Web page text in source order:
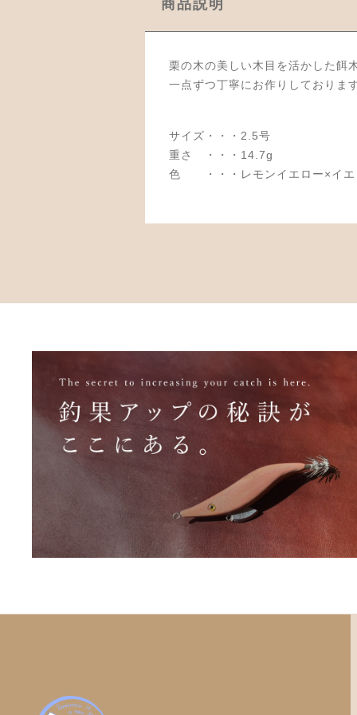
商品説明
栗の木の美しい木目を活かした餌
一点ずつ丁寧にお作りしておりま
サイズ・・・2.5号
重さ ・・・14.7g
色 ・・・レモンイエロー×イエ